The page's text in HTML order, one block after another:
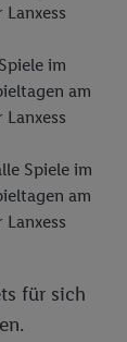
im
am
Spiele im
am
für sich